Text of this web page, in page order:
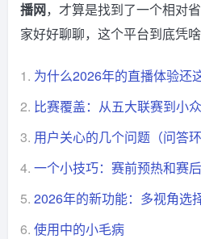
播网，才算是找到了一个相对
家好好聊聊，这个平台到底凭
1. 为什么2026年的直播体验还
2. 比赛覆盖：从五大联赛到小
3. 用户关心的几个问题（问答环
4. 一个小技巧：赛前预热和赛
5. 2026年的新功能：多视角选
6. 使用中的小毛病